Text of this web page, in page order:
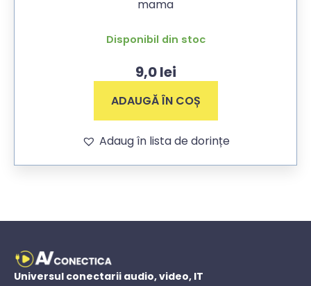
mama
Disponibil din stoc
9,0lei
ADAUGĂ ÎN COȘ
Adaug în lista de dorințe
Universul conectarii audio, video, IT